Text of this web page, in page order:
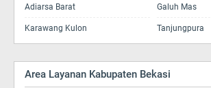
Adiarsa Barat Galuh Mas
Karawang Kulon Tanjungpura
Area Layanan Kabupaten Bekasi